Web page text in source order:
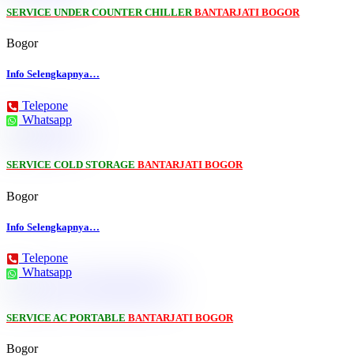
SERVICE UNDER COUNTER CHILLERBANTARJATI BOGOR
Bogor
Info Selengkapnya…
Telepone
Whatsapp
SERVICE COLD STORAGE BANTARJATI BOGOR
Bogor
Info Selengkapnya…
Telepone
Whatsapp
SERVICE AC PORTABLE BANTARJATI BOGOR
Bogor